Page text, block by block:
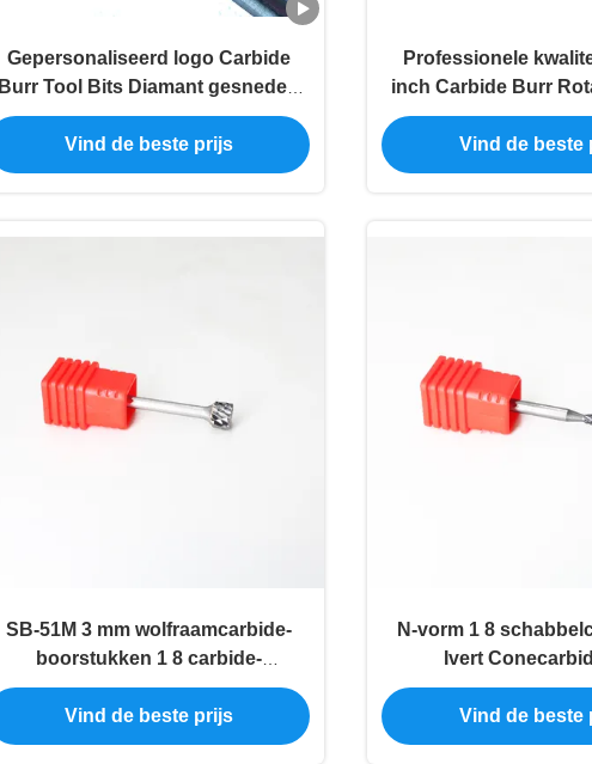
Gepersonaliseerd logo Carbide
Burr Tool Bits Diamant gesneden
Carbide Burrs fijn gesneden /
dubbel gesneden voor industriële
Vind de beste prijs
Professionele
inch Carbide Burr
voor
Vind de beste
SB-51M 3 mm wolfraamcarbide-
boorstukken 1 8 carbide-
boorstukken
Vind de beste prijs
N-vorm 1 8
Ivert
Vind de beste